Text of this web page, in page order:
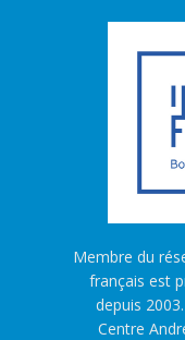
Membre du
français est
depuis
Centre